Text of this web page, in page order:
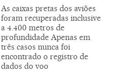
As caixas pretas dos aviões
foram recuperadas inclusive
a 4.400 metros de
profundidade Apenas em
três casos nunca foi
encontrado o registro de
dados do voo